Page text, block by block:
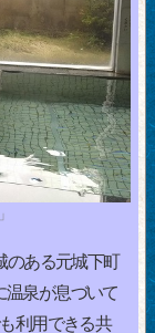
のある元城下町
温泉が息づいて
利用できる共